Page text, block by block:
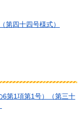
第四十四号様式）
6第1項第1号）（第三十